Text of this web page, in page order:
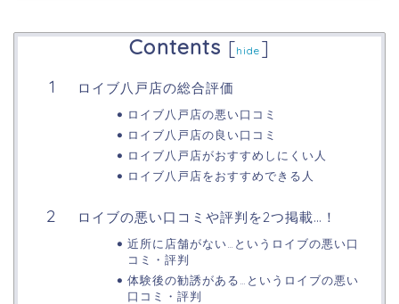
Contents [hide ]
ロイブ八戸店の総合評価
ロイブ八戸店の悪い口コミ
ロイブ八戸店の良い口コミ
ロイブ八戸店がおすすめしにくい人
ロイブ八戸店をおすすめできる人
ロイブの悪い口コミや評判を2つ掲載…！
近所に店舗がない…というロイブの悪い口
コミ・評判
体験後の勧誘がある…というロイブの悪い
口コミ・評判